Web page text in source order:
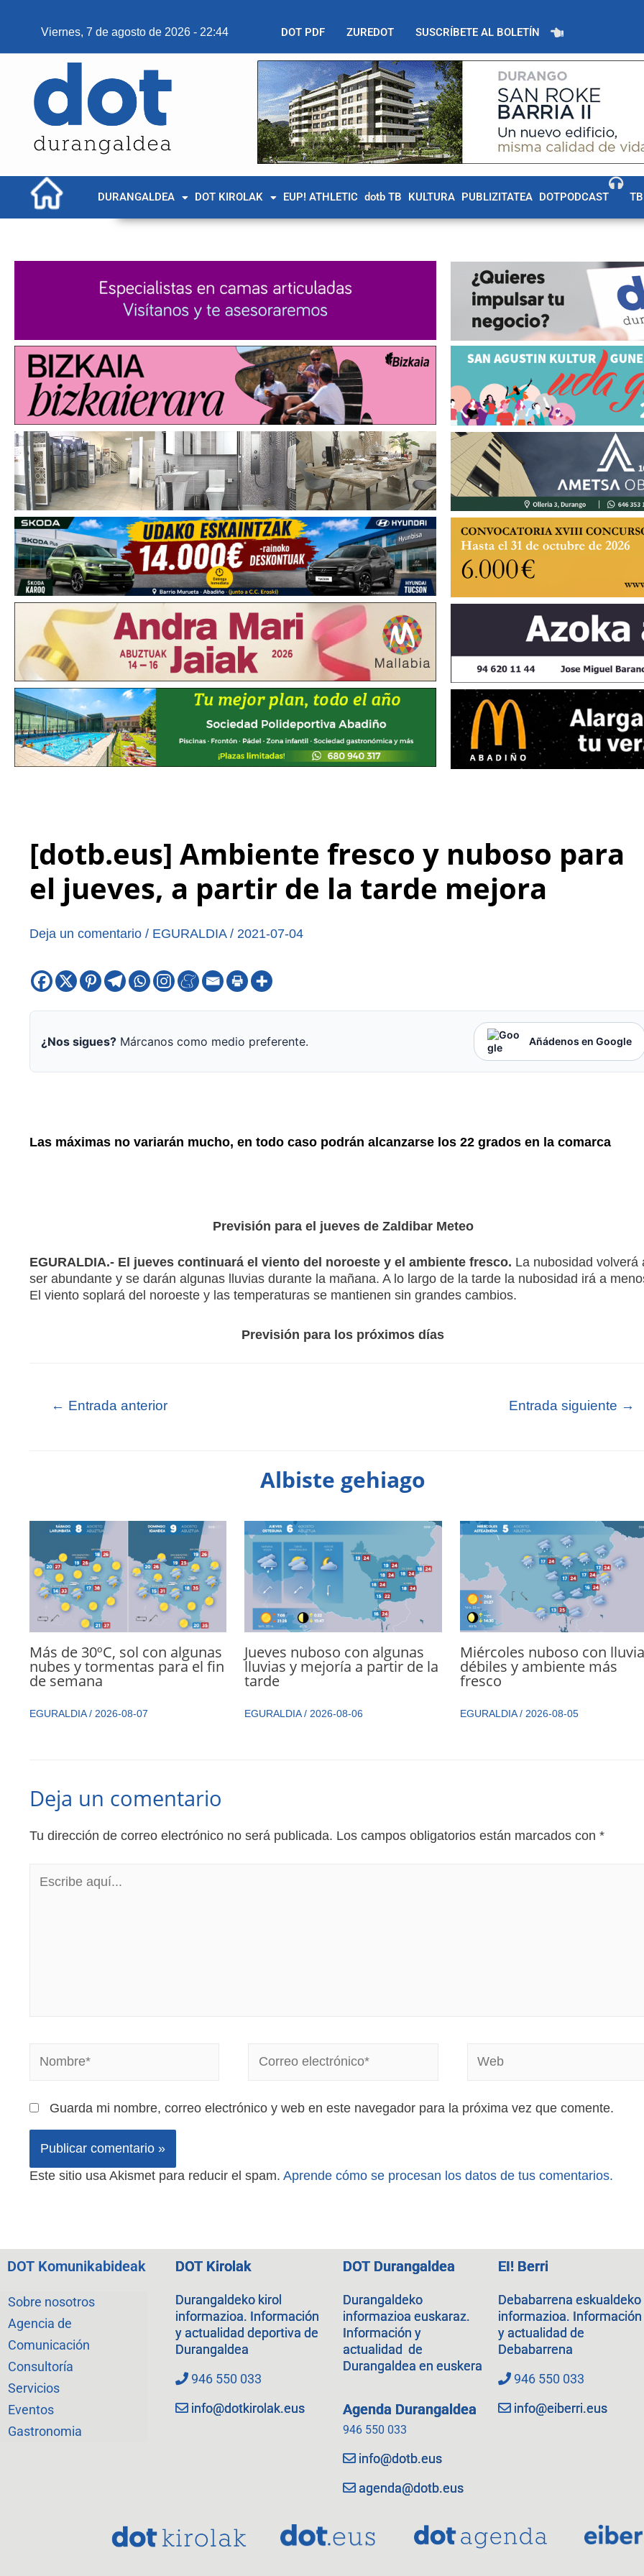
Viernes, 7 de agosto de 2026 - 22:44 DOT PDF ZUREDOT SUSCRÍBETE AL BOLETÍN
DURANGALDEA DOT KIROLAK EUP! ATHLETIC dotb TB KULTURA PUBLIZITATEA DOTPODCAST
[dotb.eus] Ambiente fresco y nuboso para
el jueves, a partir de la tarde mejora
Deja un comentario / EGURALDIA/ 2021-07-04
¿Nos sigues?Márcanos como medio preferente. Añádenos en Google
Las máximas no variarán mucho, en todo caso podrán alcanzarse los 22 grados en la comarca
Previsión para el jueves de Zaldibar Meteo
EGURALDIA.- El jueves continuará el viento del noroeste y el ambiente fresco. La nubosidad volverá
ser abundante y se darán algunas lluvias durante la mañana. A lo largo de la tarde la nubosidad irá a
El viento soplará del noroeste y las temperaturas se mantienen sin grandes cambios.
Previsión para los próximos días
← Entrada anterior Entrada siguiente →
Albiste gehiago
Más de 30ºC, sol con algunas
nubes y tormentas para el fin
de semana
EGURALDIA/ 2026-08-07
Jueves nuboso con algunas
lluvias y mejoría a partir de la
tarde
EGURALDIA/ 2026-08-06
Miércoles nuboso con
débiles y ambiente más
fresco
EGURALDIA/ 2026-08-05
Deja un comentario
Tu dirección de correo electrónico no será publicada. Los campos obligatorios están marcados con *
Guarda mi nombre, correo electrónico y web en este navegador para la próxima vez que comente.
Este sitio usa Akismet para reducir el spam. Aprende cómo se procesan los datos de tus comentarios.
DOT Komunikabideak
Sobre nosotros
Agencia de
Comunicación
Consultoría
Servicios
Eventos
Gastronomia
DOT Kirolak
Durangaldeko kirol
informazioa. Información
y actualidad deportiva de
Durangaldea
946 550 033
info@dotkirolak.eus
DOT Durangaldea
Durangaldeko
informazioa euskaraz.
Información y
actualidad de
Durangaldea en euskera
Agenda Durangaldea
946 550 033
info@dotb.eus
agenda@dotb.eus
EI! Berri
Debabarrena eskualdeko
informazioa. Información
y actualidad de
Debabarrena
946 550 033
info@eiberri.eus